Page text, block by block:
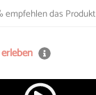
empfehlen das Produkt